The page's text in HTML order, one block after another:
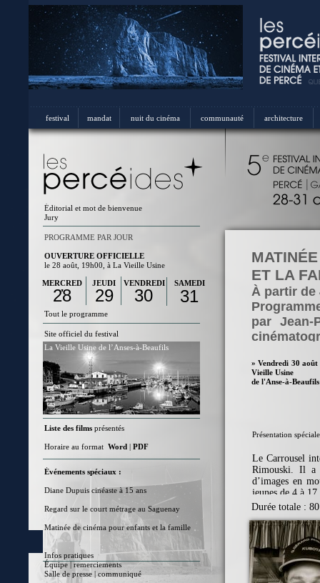
Durée totale :
Présentation
» Vendredi 30
Vieille Usine
de l'Anse-à-Beaufils
ET LA
À partir de
par Jean-
Le Carrousel
Rimouski. Il a
d’images en
jeunes de 4 à 17
SAMEDI
31
La Vieille Usine de l’Anses-à-Beaufils
Site officiel du festival
Événements spéciaux :
Diane Dupuis cinéaste à 15 ans
Regard sur le court métrage au Saguenay
Matinée de cinéma pour enfants et la famille
Infos pratiques
Équipe | remerciements
Salle de presse | communiqué
Liste des films présentés
Horaire au format Word | PDF
Tout le programme
PROGRAMME PAR JOUR
OUVERTURE OFFICIELLE
le 28 août, 19h00, à La Vieille Usine
Éditorial et mot de bienvenue
Jury
VENDREDI
JEUDI
MERCRED
I
30
29
28
festival mandat nuit du cinéma communauté architecture